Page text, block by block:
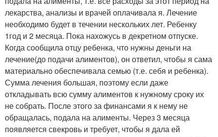
лекарства, анализы и врачей оплачивала я. Лечение
необходимо будет в течении нескольких лет. Ребенку
1год и 2 месяца. Пока нахожусь в декретном отпуске.
Когда сообщила отцу ребенка, что нужны деньги на
лечение(до подачи алиментов), он ответил, чтобы я сама
материально обеспечивала семью (т.е. себя и ребенка).
Сумма лечения большая, поэтому если даже
откладывать всю сумму алиментов к нужному сроку их
не собрать. После этого за финансами я к нему не
обращалась, подала на алименты. Через 3 месяца
появляется свекровь и требует, чтобы я дала ей